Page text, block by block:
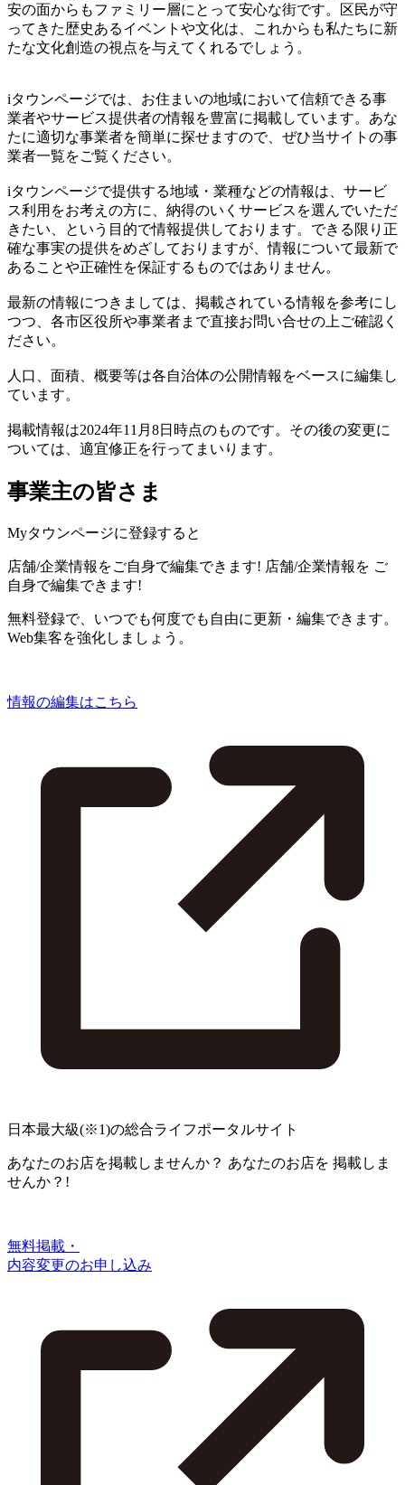
安の面からもファミリー層にとって安心な街です。区民が守
ってきた歴史あるイベントや文化は、これからも私たちに新
たな文化創造の視点を与えてくれるでしょう。
iタウンページでは、お住まいの地域において信頼できる事
業者やサービス提供者の情報を豊富に掲載しています。あな
たに適切な事業者を簡単に探せますので、ぜひ当サイトの事
業者一覧をご覧ください。
iタウンページで提供する地域・業種などの情報は、サービ
ス利用をお考えの方に、納得のいくサービスを選んでいただ
きたい、という目的で情報提供しております。できる限り正
確な事実の提供をめざしておりますが、情報について最新で
あることや正確性を保証するものではありません。
最新の情報につきましては、掲載されている情報を参考にし
つつ、各市区役所や事業者まで直接お問い合せの上ご確認く
ださい。
人口、面積、概要等は各自治体の公開情報をベースに編集し
ています。
掲載情報は2024年11月8日時点のものです。その後の変更に
ついては、適宜修正を行ってまいります。
事業主の皆さま
Myタウンページに登録すると
店舗/企業情報をご自身で編集できます! 店舗/企業情報を ご
自身で編集できます!
無料登録で、いつでも何度でも自由に更新・編集できます。
Web集客を強化しましょう。
情報の編集はこちら
日本最大級(※1)の総合ライフポータルサイト
あなたのお店を掲載しませんか？ あなたのお店を 掲載しま
せんか？!
無料掲載・
内容変更のお申し込み